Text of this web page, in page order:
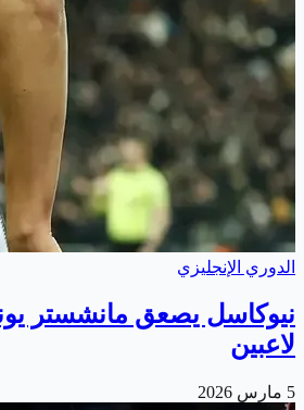
الدوري الإنجليزي
نيوكاسل يصعق مانشستر
لاعبين
5 مارس 2026